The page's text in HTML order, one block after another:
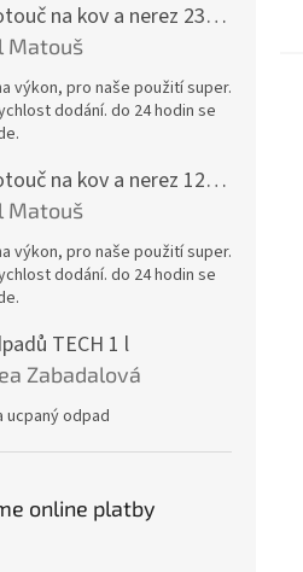
Řezný kotouč na kov a nerez 230x2,0x22 A46T6BF, balení 25ks
produktu je 5 z 5 hvězdiček.
Matouš
výkon, pro naše použití super.
dodání. do 24 hodin se
Řezný kotouč na kov a nerez 125x1,0x22 A46T6BF, balení 25ks
produktu je 5 z 5 hvězdiček.
Matouš
výkon, pro naše použití super.
dodání. do 24 hodin se
TECH 1 l
produktu je 5 z 5 hvězdiček.
Zabadalová
ucpaný odpad
online platby